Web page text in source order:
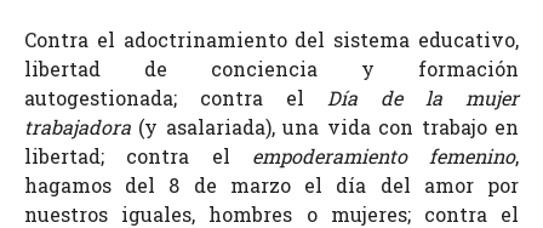
Contra el adoctrinamiento del sistema educativo,
libertad de conciencia y formación
autogestionada; contra el Día de la mujer
trabajadora (y asalariada), una vida con trabajo en
libertad; contra el empoderamiento femenino,
hagamos del 8 de marzo el día del amor por
nuestros iguales, hombres o mujeres; contra el